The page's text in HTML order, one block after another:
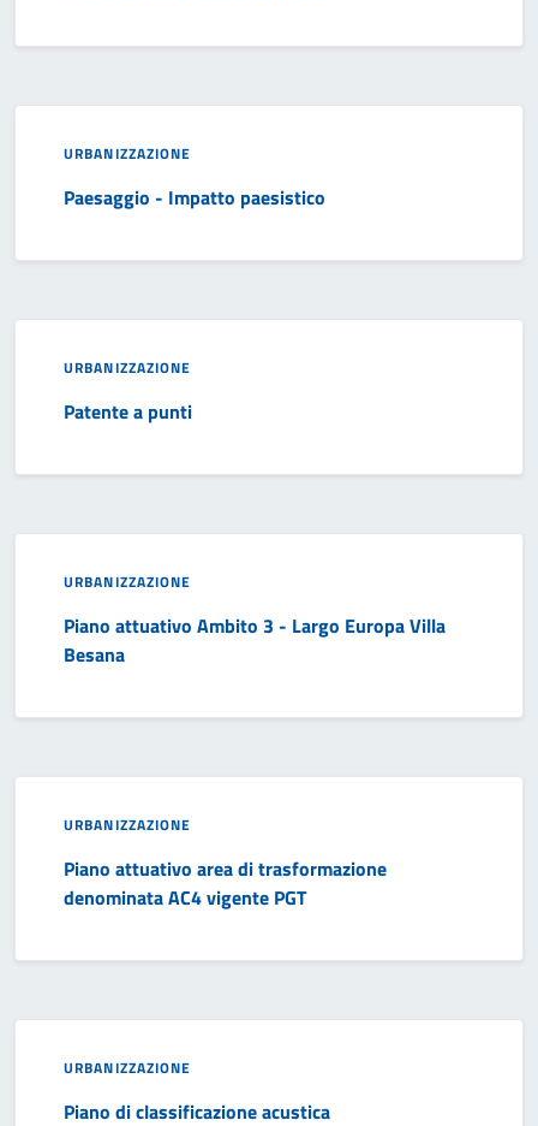
URBANIZZAZIONE
Paesaggio - Impatto paesistico
URBANIZZAZIONE
Patente a punti
URBANIZZAZIONE
Piano attuativo Ambito 3 - Largo Europa Villa
Besana
URBANIZZAZIONE
Piano attuativo area di trasformazione
denominata AC4 vigente PGT
URBANIZZAZIONE
Piano di classificazione acustica